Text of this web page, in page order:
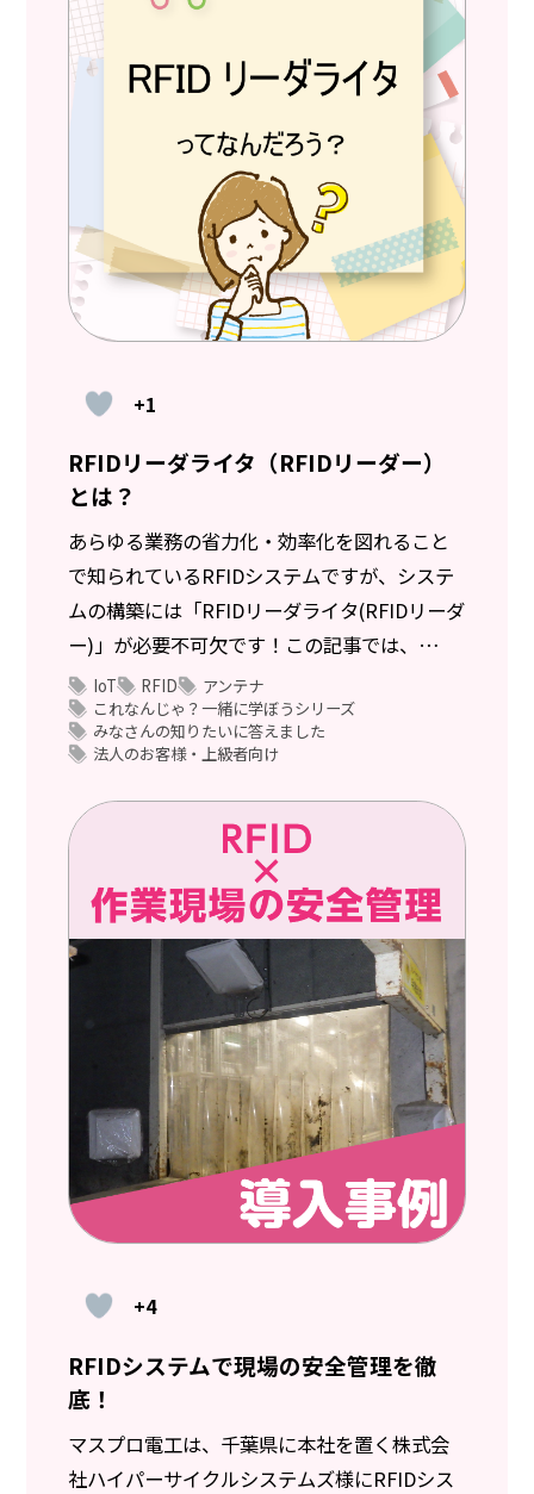
+1
RFIDリーダライタ（RFIDリーダー）
とは？
あらゆる業務の省力化・効率化を図れること
で知られているRFIDシステムですが、システ
ムの構築には「RFIDリーダライタ(RFIDリーダ
ー)」が必要不可欠です！この記事では、
「RFIDリーダライタ(RFIDリーダー)」とは？
について解説します。
IoT RFID
アンテナ
これなんじゃ？一緒に学ぼうシリーズ
みなさんの知りたいに答えました
法人のお客様・上級者向け
+4
RFIDシステムで現場の安全管理を徹
底！
マスプロ電工は、千葉県に本社を置く株式会
社ハイパーサイクルシステムズ様にRFIDシス